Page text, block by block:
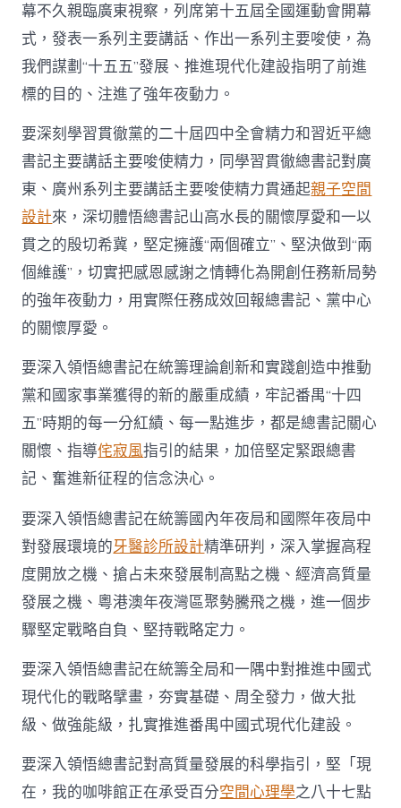
幕不久親臨廣東視察，列席第十五屆全國運動會開幕
式，發表一系列主要講話、作出一系列主要唆使，為
我們謀劃“十五五”發展、推進現代化建設指明了前進
標的目的、注進了強年夜動力。
要深刻學習貫徹黨的二十屆四中全會精力和習近平總
書記主要講話主要唆使精力，同學習貫徹總書記對廣
東、廣州系列主要講話主要唆使精力貫通起親子空間
設計來，深切體悟總書記山高水長的關懷厚愛和一以
貫之的殷切希冀，堅定擁護“兩個確立”、堅決做到“兩
個維護”，切實把感恩感謝之情轉化為開創任務新局勢
的強年夜動力，用實際任務成效回報總書記、黨中心
的關懷厚愛。
要深入領悟總書記在統籌理論創新和實踐創造中推動
黨和國家事業獲得的新的嚴重成績，牢記番禺“十四
五”時期的每一分紅績、每一點進步，都是總書記關心
關懷、指導侘寂風指引的結果，加倍堅定緊跟總書
記、奮進新征程的信念決心。
要深入領悟總書記在統籌國內年夜局和國際年夜局中
對發展環境的牙醫診所設計精準研判，深入掌握高程
度開放之機、搶占未來發展制高點之機、經濟高質量
發展之機、粵港澳年夜灣區聚勢騰飛之機，進一個步
驟堅定戰略自負、堅持戰略定力。
要深入領悟總書記在統籌全局和一隅中對推進中國式
現代化的戰略擘畫，夯實基礎、周全發力，做大批
級、做強能級，扎實推進番禺中國式現代化建設。
要深入領悟總書記對高質量發展的科學指引，堅「現
在，我的咖啡館正在承受百分空間心理學之八十七點